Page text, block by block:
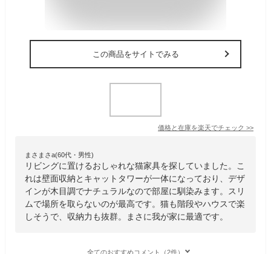
この商品をサイトでみる
価格と在庫を楽天でチェック >>
まさまさa(60代・男性)
リビングに置けるおしゃれな猫家具を探していました。こ
れは壁面収納とキャットタワーが一体になっており、デザ
インが木目調でナチュラルなので部屋に馴染みます。スリ
ムで場所を取らないのが最高です。猫も階段やハウスで楽
しそうで、収納力も抜群。まさに我が家に最適です。
全てのおすすめコメント（2件）